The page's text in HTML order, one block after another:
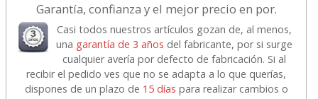
Garantía, confianza y el mejor precio en por.
Casi todos nuestros artículos gozan de, al menos,
una garantía de 3 años del fabricante, por si surge
cualquier avería por defecto de fabricación. Si al
recibir el pedido ves que no se adapta a lo que querías,
dispones de un plazo de 15 días para realizar cambios o